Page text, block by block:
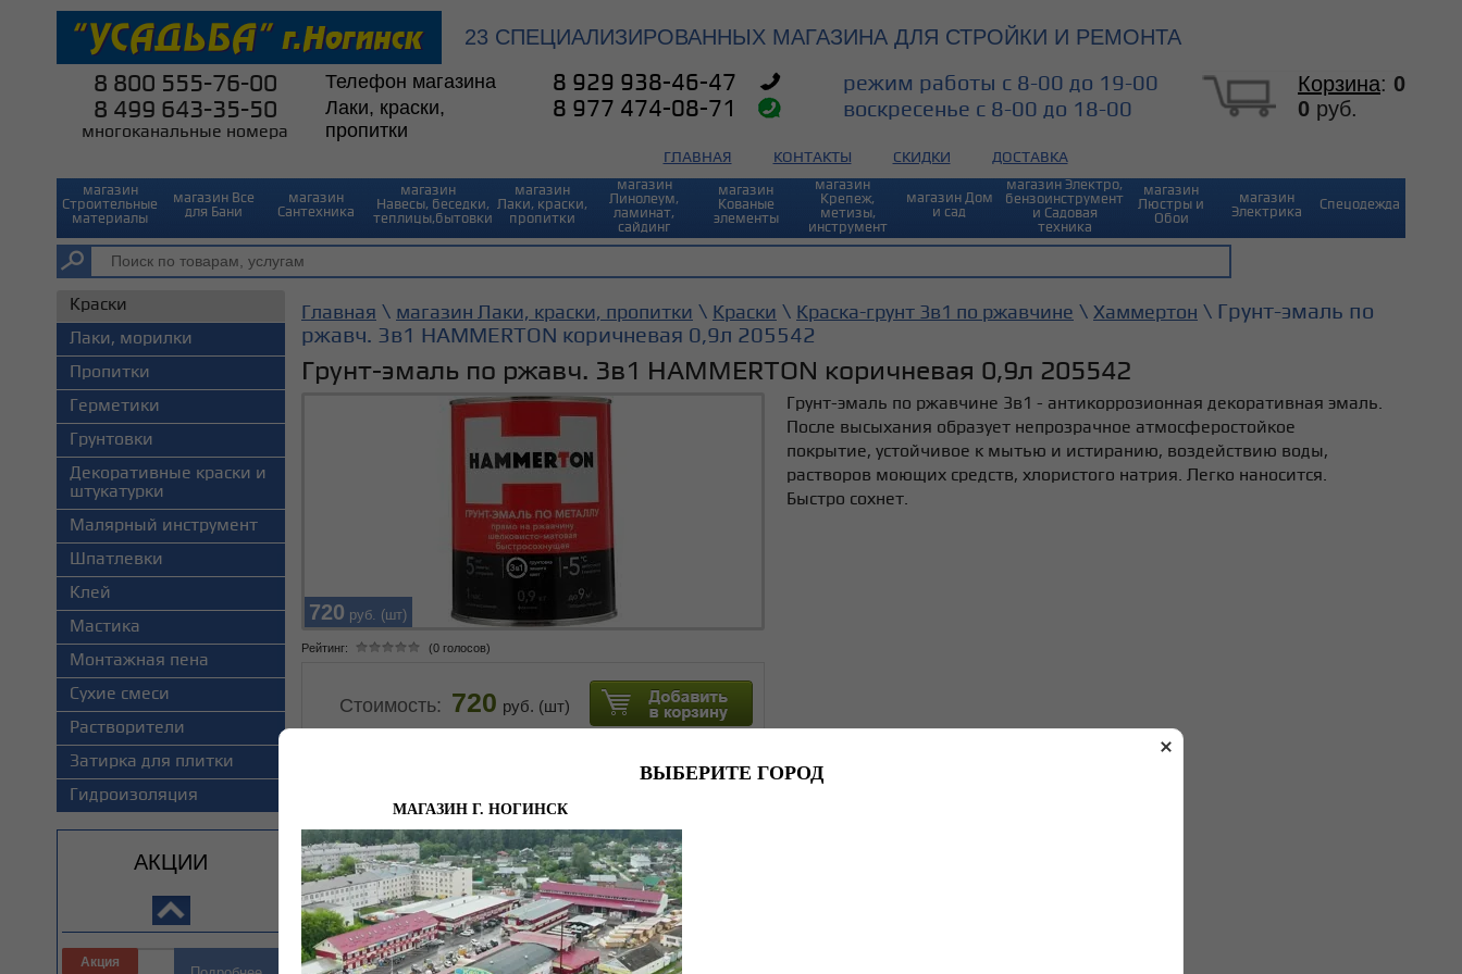
23 СПЕЦИАЛИЗИРОВАННЫХ МАГАЗИНА ДЛЯ СТРОЙКИ И РЕМОНТА
8 800 555-76-00
8 499 643-35-50
многоканальные номера
Телефон магазина 8 929 938-46-47
Лаки, краски,
пропитки
8 977 474-08-71
режим работы с 8-00 до 19-00
воскресенье с 8-00 до 18-00
Корзина: 0
0 руб.
ГЛАВНАЯ КОНТАКТЫ СКИДКИ ДОСТАВКА
магазин
Строительные
материалы
магазин Все
для Бани
магазин
Сантехника
магазин⠀
Навесы, беседки,
теплицы,бытовки
магазин
Лаки, краски,
пропитки
магазин
Линолеум,
ламинат,
сайдинг
магазин
Кованые
элементы
магазин⠀
Крепеж,
метизы,
инструмент
магазин Дом
и сад
магазин Электро,
бензоинструмент
и Садовая
техника
магазин
Люстры и
Обои
магазин
Электрика
Спецодежда
Главная \ магазин Лаки, краски, пропитки \ Краски \ Краска-грунт 3в1 по ржавчине \ Хаммертон \ Грунт-эмаль по
ржавч. 3в1 HAMMERTON коричневая 0,9л 205542
Грунт-эмаль по ржавч. 3в1 HAMMERTON коричневая 0,9л 205542
720 руб. (шт)
Рейтинг: (0 голосов)
Стоимость: 720 руб. (шт)
Грунт-эмаль по ржавчине 3в1 - антикоррозионная декоративная эмаль.
После высыхания образует непрозрачное атмосферостойкое
покрытие, устойчивое к мытью и истиранию, воздействию воды,
растворов моющих средств, хлористого натрия. Легко наносится.
Быстро сохнет.
Параметры
Краски
Лаки, морилки
Пропитки
Герметики
Грунтовки
Декоративные краски и
штукатурки
Малярный инструмент
Шпатлевки
Клей
Мастика
Монтажная пена
Сухие смеси
Растворители
Затирка для плитки
Гидроизоляция
АКЦИИ
70руб.
Акция
Акция
ВЫБЕРИТЕ ГОРОД
МАГАЗИН Г. НОГИНСК